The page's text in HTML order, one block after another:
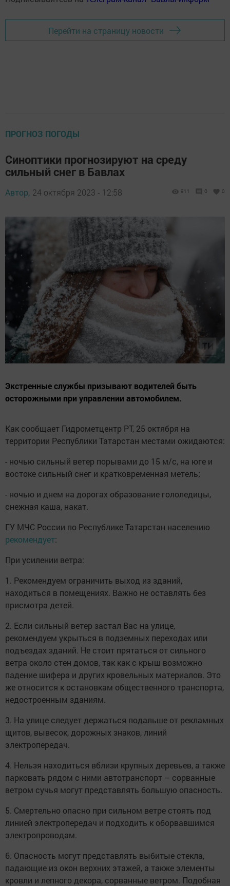
Перейти на страницу новости
ПРОГНОЗ ПОГОДЫ
Синоптики прогнозируют на среду
сильный снег в Бавлах
Автор, 24 октября 2023 - 12:58 911 0 0
Экстренные службы призывают водителей быть
осторожными при управлении автомобилем.
Как сообщает Гидрометцентр РТ, 25 октября на
территории Республики Татарстан местами ожидаются:
- ночью сильный ветер порывами до 15 м/с, на юге и
востоке сильный снег и кратковременная метель;
- ночью и днем на дорогах образование гололедицы,
снежная каша, накат.
ГУ МЧС России по Республике Татарстан населению
рекомендует:
При усилении ветра:
1. Рекомендуем ограничить выход из зданий,
находиться в помещениях. Важно не оставлять без
присмотра детей.
2. Если сильный ветер застал Вас на улице,
рекомендуем укрыться в подземных переходах или
подъездах зданий. Не стоит прятаться от сильного
ветра около стен домов, так как с крыш возможно
падение шифера и других кровельных материалов. Это
же относится к остановкам общественного транспорта,
недостроенным зданиям.
3. На улице следует держаться подальше от рекламных
щитов, вывесок, дорожных знаков, линий
электропередач.
4. Нельзя находиться вблизи крупных деревьев, а также
парковать рядом с ними автотранспорт – сорванные
ветром сучья могут представлять большую опасность.
5. Смертельно опасно при сильном ветре стоять под
линией электропередач и подходить к оборвавшимся
электропроводам.
6. Опасность могут представлять выбитые стекла,
падающие из окон верхних этажей, а также элементы
кровли и лепного декора, сорванные ветром. Подобная